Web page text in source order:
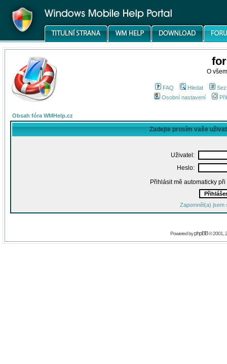
O
FAQ Hledat
Osobní nastavení
Obsah fóra WMHelp.cz
Zadejte prosím vaše
Uživatel:
Heslo:
Přihlásit mě automaticky
Zapomněl(a) jsem
Powered byphpBB© 2001,